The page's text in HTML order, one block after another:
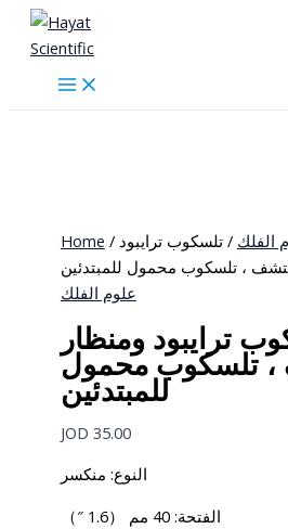
Skip
content
Home / الفلك / تلسكوب ترايبود
، تلسكوب محمول للمبتدئين
علوم الفلك
ترايبود ومنظار
تلسكوب محمول
للمبتدئين
JOD 35.00
النوع: منكسر
الفتحة: 40 مم （1.6 ″）